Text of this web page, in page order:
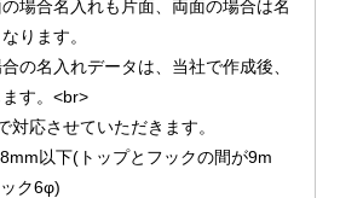
場合名入れも片面、両面の場合は名
ります。
の名入れデータは、当社で作成後、
す。<br>
応させていただきます。
以下(トップとフックの間が9m
ク6φ)